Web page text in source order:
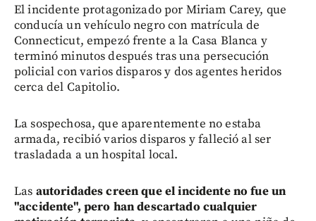
El incidente protagonizado por Miriam Carey, que
conducía un vehículo negro con matrícula de
Connecticut, empezó frente a la Casa Blanca y
terminó minutos después tras una persecución
policial con varios disparos y dos agentes heridos
cerca del Capitolio.
La sospechosa, que aparentemente no estaba
armada, recibió varios disparos y falleció al ser
trasladada a un hospital local.
Las autoridades creen que el incidente no fue un
"accidente", pero han descartado cualquier